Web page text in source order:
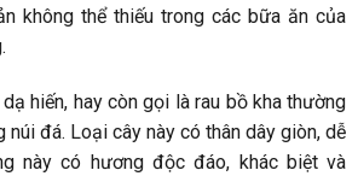
không thể thiếu trong các bữa ăn của
dạ hiến, hay còn gọi là rau bồ kha thường
núi đá. Loại cây này có thân dây giòn, dễ
này có hương độc đáo, khác biệt và